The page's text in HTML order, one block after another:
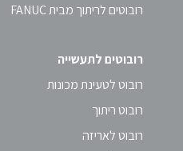
רובוטים לריתוך מבית FANUC
רובוטים לתעשייה
רובוט לטעינת מכונות
רובוט ריתוך
רובוט לאריזה